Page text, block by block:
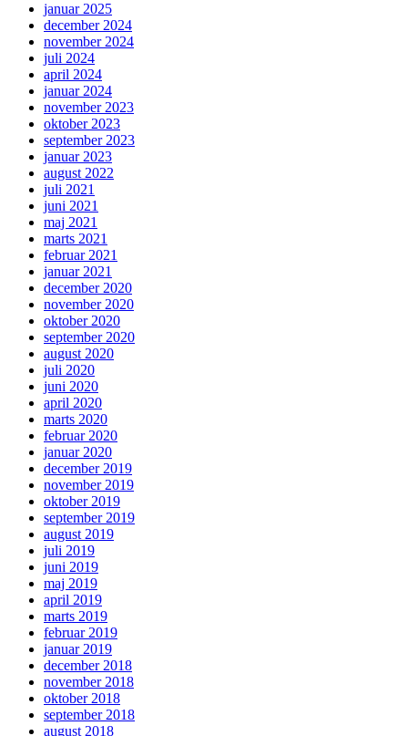
januar 2025
december 2024
november 2024
juli 2024
april 2024
januar 2024
november 2023
oktober 2023
september 2023
januar 2023
august 2022
juli 2021
juni 2021
maj 2021
marts 2021
februar 2021
januar 2021
december 2020
november 2020
oktober 2020
september 2020
august 2020
juli 2020
juni 2020
april 2020
marts 2020
februar 2020
januar 2020
december 2019
november 2019
oktober 2019
september 2019
august 2019
juli 2019
juni 2019
maj 2019
april 2019
marts 2019
februar 2019
januar 2019
december 2018
november 2018
oktober 2018
september 2018
august 2018